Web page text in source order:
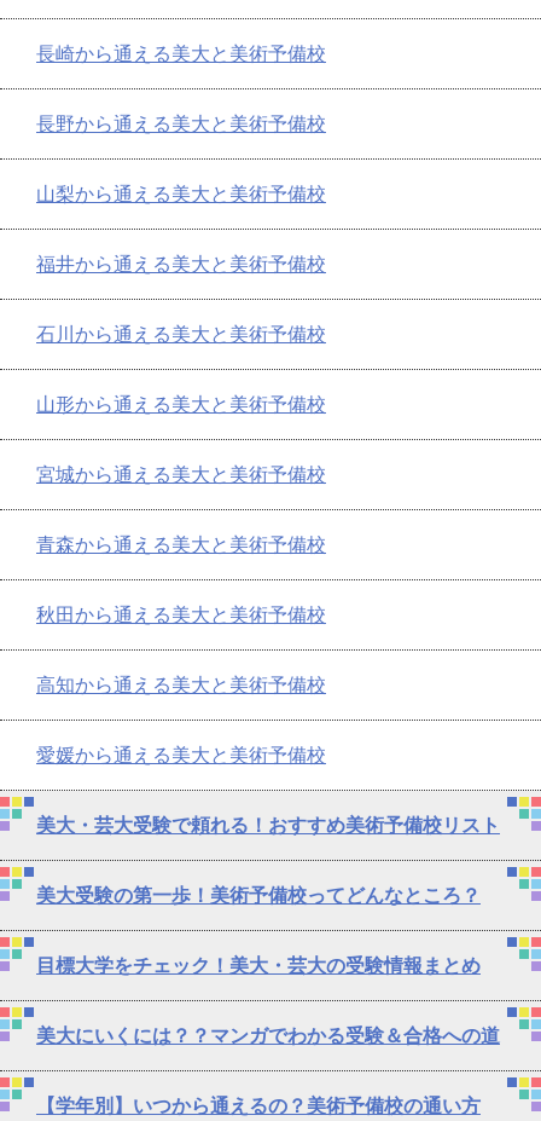
長崎から通える美大と美術予備校
長野から通える美大と美術予備校
山梨から通える美大と美術予備校
福井から通える美大と美術予備校
石川から通える美大と美術予備校
山形から通える美大と美術予備校
宮城から通える美大と美術予備校
青森から通える美大と美術予備校
秋田から通える美大と美術予備校
高知から通える美大と美術予備校
愛媛から通える美大と美術予備校
美大・芸大受験で頼れる！おすすめ美術予備校リスト
美大受験の第一歩！美術予備校ってどんなところ？
目標大学をチェック！美大・芸大の受験情報まとめ
美大にいくには？？マンガでわかる受験＆合格への道
【学年別】いつから通えるの？美術予備校の通い方